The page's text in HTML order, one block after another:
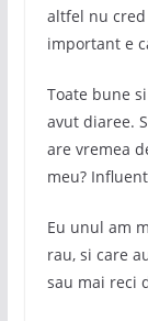
altfel nu
important e
Toate bune
avut diaree.
are vremea
meu?
Eu unul am
rau, si care
sau mai reci